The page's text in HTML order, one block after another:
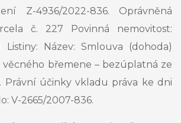
Z-4936/2022-836. Oprávněná
č. 227 Povinná nemovitost:
Listiny: Název: Smlouva (dohoda)
břemene – bezúplatná ze
Právní účinky vkladu práva ke dni
V-2665/2007-836.